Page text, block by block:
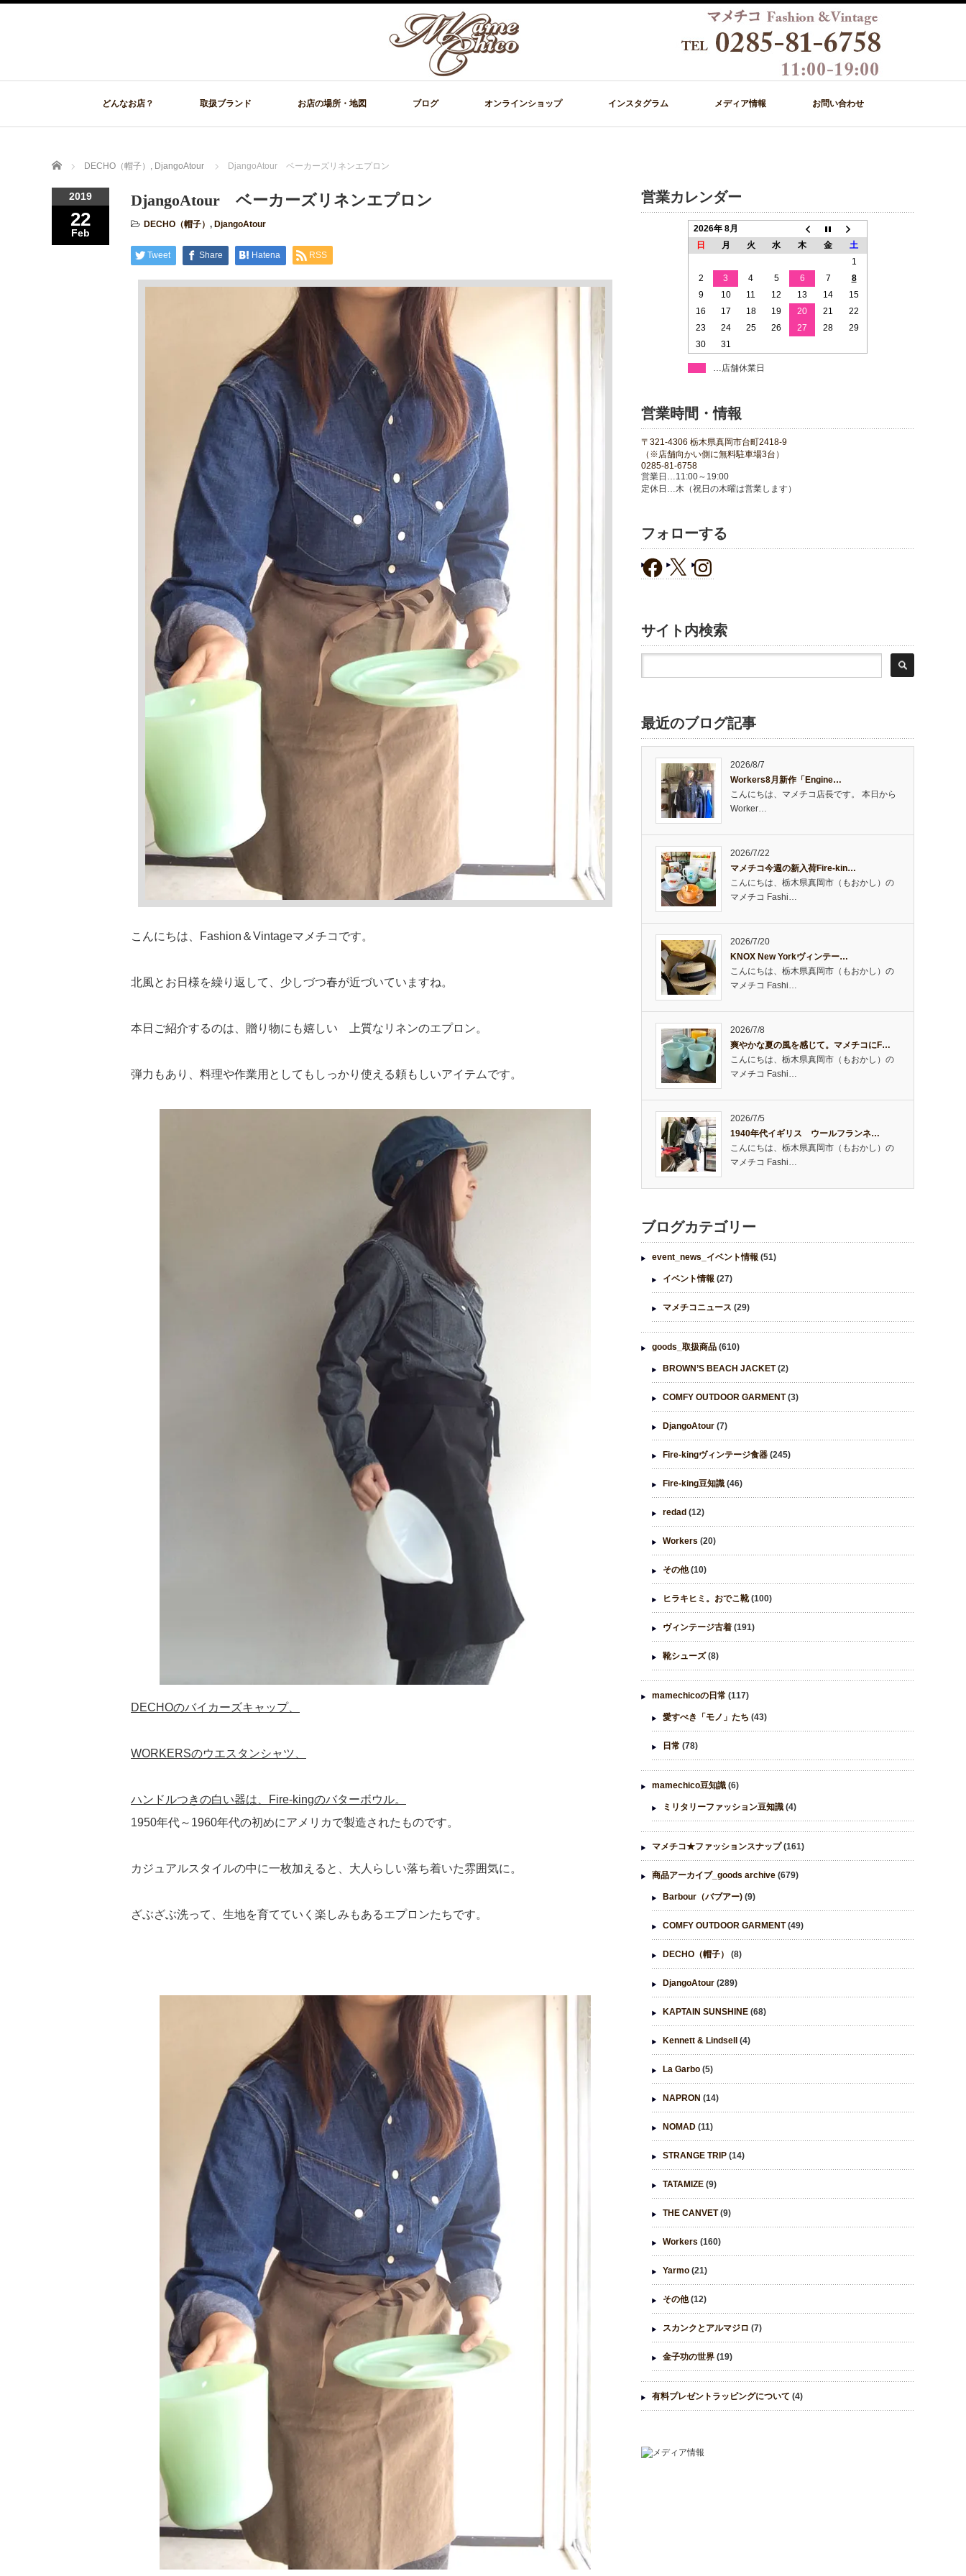
どんなお店？ 取扱ブランド お店の場所・地図 ブログ オンラインショップ インスタグラム メディア情報 お問い合わせ
Home DECHO（帽子） , DjangoAtour DjangoAtour ベーカーズリネンエプロン
2019
22
Feb
DjangoAtour ベーカーズリネンエプロン
DECHO（帽子） , DjangoAtour
Tweet Share Hatena RSS
こんにちは、Fashion＆Vintageマメチコです。
北風とお日様を繰り返して、少しづつ春が近づいていますね。
本日ご紹介するのは、贈り物にも嬉しい 上質なリネンのエプロン。
弾力もあり、料理や作業用としてもしっかり使える頼もしいアイテムです。
DECHOのバイカーズキャップ、
WORKERSのウエスタンシャツ、
ハンドルつきの白い器は、Fire-kingのバターボウル。
1950年代～1960年代の初めにアメリカで製造されたものです。
カジュアルスタイルの中に一枚加えると、大人らしい落ち着いた雰囲気に。
ざぶざぶ洗って、生地を育てていく楽しみもあるエプロンたちです。
営業カレンダー
2026年 8月
日
月 火 水 木 金
土
1
2
3 4 5 6 7
8
9
10 11 12 13 14
15
16
17 18 19 20 21
22
23
24 25 26 27 28
29
30
31
…店舗休業日
営業時間・情報
〒321-4306 栃木県真岡市台町2418-9
（※店舗向かい側に無料駐車場3台）
0285-81-6758
営業日…11:00～19:00
定休日…木（祝日の木曜は営業します）
フォローする
サイト内検索
最近のブログ記事
2026/8/7
Workers8月新作「Engine…
こんにちは、マメチコ店長です。 本日から
Worker…
2026/7/22
マメチコ今週の新入荷Fire-kin…
こんにちは、栃木県真岡市（もおかし）の
マメチコ Fashi…
2026/7/20
KNOX New Yorkヴィンテー…
こんにちは、栃木県真岡市（もおかし）の
マメチコ Fashi…
2026/7/8
爽やかな夏の風を感じて。マメチコにF…
こんにちは、栃木県真岡市（もおかし）の
マメチコ Fashi…
2026/7/5
1940年代イギリス ウールフランネ…
こんにちは、栃木県真岡市（もおかし）の
マメチコ Fashi…
ブログカテゴリー
event_news_イベント情報 (51)
イベント情報 (27)
マメチコニュース (29)
goods_取扱商品 (610)
BROWN’S BEACH JACKET(2)
COMFY OUTDOOR GARMENT(3)
DjangoAtour (7)
Fire-kingヴィンテージ食器 (245)
Fire-king豆知識 (46)
redad (12)
Workers (20)
その他(10)
ヒラキヒミ。おでこ靴(100)
ヴィンテージ古着 (191)
靴シューズ(8)
mamechicoの日常 (117)
愛すべき「モノ」たち (43)
日常 (78)
mamechico豆知識 (6)
ミリタリーファッション豆知識 (4)
マメチコ★ファッションスナップ(161)
商品アーカイブ_goods archive (679)
Barbour（バブアー) (9)
COMFY OUTDOOR GARMENT(49)
DECHO（帽子） (8)
DjangoAtour (289)
KAPTAIN SUNSHINE (68)
Kennett & Lindsell (4)
La Garbo (5)
NAPRON (14)
NOMAD (11)
STRANGE TRIP (14)
TATAMIZE (9)
THE CANVET(9)
Workers (160)
Yarmo (21)
その他(12)
スカンクとアルマジロ (7)
金子功の世界 (19)
有料プレゼントラッピングについて (4)